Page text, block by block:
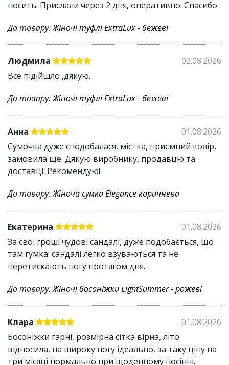
носить. Прислали через 2 дня, оперативно. Спасибо
До товару:Жіночі туфлі ExtraLux - бежеві
Людмила
02.08.2026
Все підійшло ,дякую.
До товару:Жіночі туфлі ExtraLux - бежеві
Анна
01.08.2026
Сумочка дуже сподобалася, містка, приємний колір,
замовила ще. Дякую виробнику, продавцю та
доставці. Рекомендую!
До товару:Жіноча сумка Elegance коричнева
Екатерина
01.08.2026
За свої гроші чудові сандалі, дуже подобається, що
там гумка: сандалі легко взуваються та не
перетискають ногу протягом дня.
До товару:Жіночі босоніжки LightSummer - рожеві
Клара
01.08.2026
Босоніжки гарні, розмірна сітка вірна, літо
відносила, на широку ногу ідеально, за таку ціну на
три місяці нормально при щоденному носінні.